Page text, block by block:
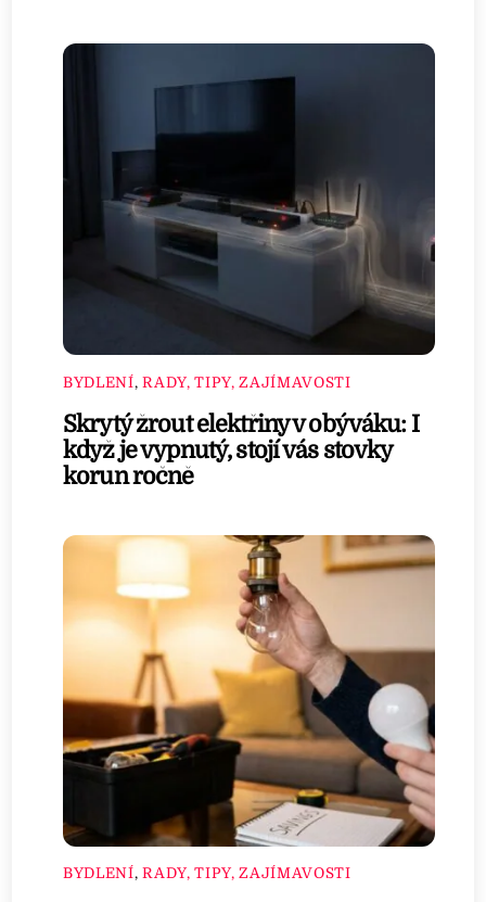
BYDLENÍ,RADY, TIPY, ZAJÍMAVOSTI
Skrytý žrout elektřiny v obýváku: I
když je vypnutý, stojí vás stovky
korun ročně
BYDLENÍ,RADY, TIPY, ZAJÍMAVOSTI